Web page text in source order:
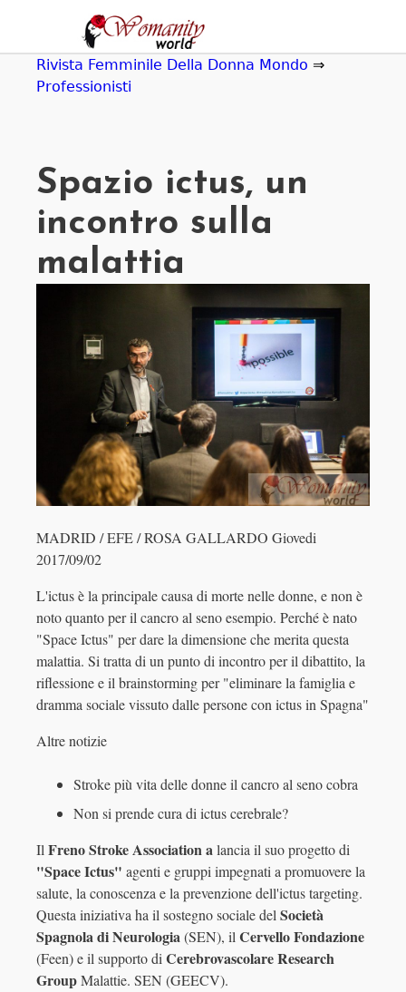
navigation
Rivista Femminile Della Donna Mondo ⇒
Professionisti
Spazio ictus, un
incontro sulla
malattia
MADRID / EFE / ROSA GALLARDO Giovedi
2017/09/02
L'ictus è la principale causa di morte nelle donne, e non è
noto quanto per il cancro al seno esempio. Perché è nato
"Space Ictus" per dare la dimensione che merita questa
malattia. Si tratta di un punto di incontro per il dibattito, la
riflessione e il brainstorming per "eliminare la famiglia e
dramma sociale vissuto dalle persone con ictus in Spagna"
Altre notizie
Stroke più vita delle donne il cancro al seno cobra
Non si prende cura di ictus cerebrale?
IlFreno Stroke Association alancia il suo progetto di
"Space Ictus" agenti e gruppi impegnati a promuovere la
salute, la conoscenza e la prevenzione dell'ictus targeting.
Questa iniziativa ha il sostegno sociale delSocietà
Spagnola di Neurologia(SEN), ilCervello Fondazione
(Feen) e il supporto diCerebrovascolare Research
GroupMalattie. SEN (GEECV).